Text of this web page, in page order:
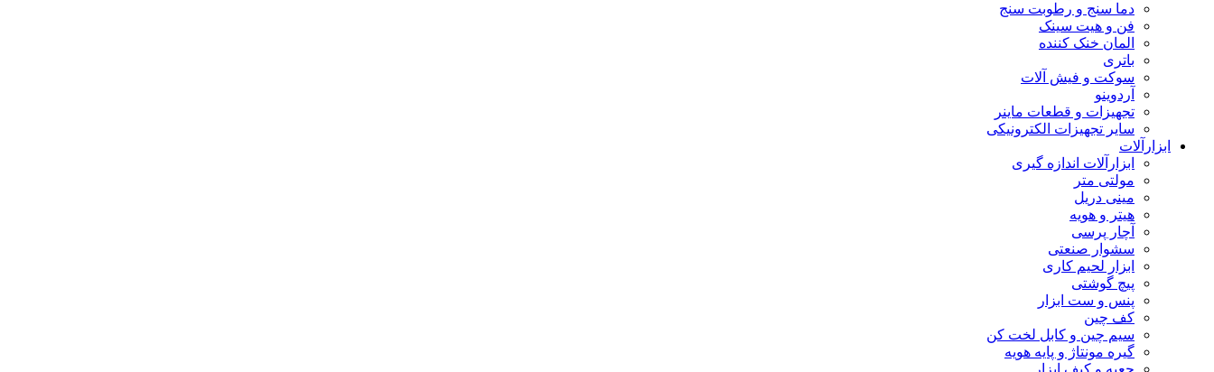
دما سنج و رطوبت سنج
فن و هیت سینک
المان خنک کننده
باتری
سوکت و فیش آلات
آردوینو
تجهیزات و قطعات ماینر
سایر تجهیزات الکترونیکی
ابزارآلات
ابزارآلات اندازه گیری
مولتی متر
مینی دریل
هیتر و هویه
آچار پرسی
سشوار صنعتی
ابزار لحیم کاری
پیچ گوشتی
پنس و ست ابزار
کف چین
سیم چین و کابل لخت کن
گیره مونتاژ و پایه هویه
جعبه و کیف ابزار